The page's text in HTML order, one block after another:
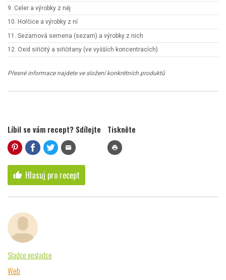
9. Celer a výrobky z něj
10. Hořčice a výrobky z ní
11. Sezamová semena (sezam) a výrobky z nich
12. Oxid siřičitý a siřičitany (ve vyšších koncentracích)
Přesné informace najdete ve složení konkrétních produktů
Líbil se vám recept? Sdílejte
mail
Tiskněte
print
thumb_up Hlasuj pro recept
Sladce nesladce
Web